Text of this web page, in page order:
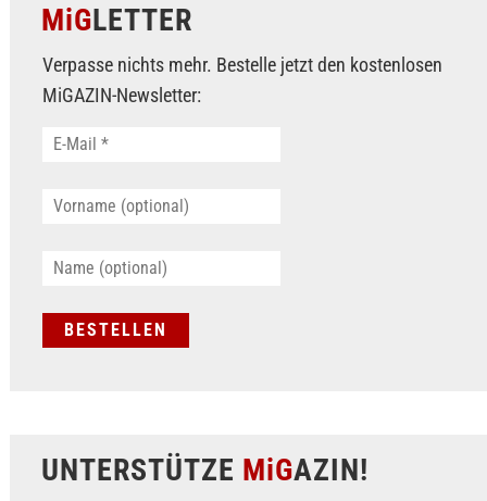
MiGLETTER
Verpasse nichts mehr. Bestelle jetzt den kostenlosen
MiGAZIN-Newsletter:
UNTERSTÜTZE MiGAZIN!